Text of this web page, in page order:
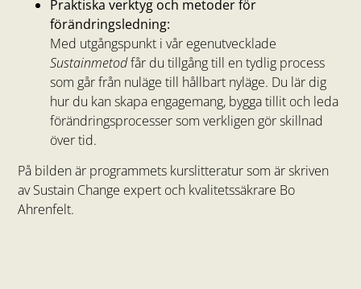
Praktiska verktyg och metoder för
förändringsledning:
Med utgångspunkt i vår egenutvecklade
Sustainmetodfår du tillgång till en tydlig process
som går från nuläge till hållbart nyläge. Du lär dig
hur du kan skapa engagemang, bygga tillit och leda
förändringsprocesser som verkligen gör skillnad
över tid.
På bilden är programmets kurslitteratur som är skriven
av Sustain Change expert och kvalitetssäkrare Bo
Ahrenfelt.